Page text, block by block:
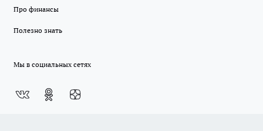
Про финансы
Полезно знать
Мы в социальных сетях